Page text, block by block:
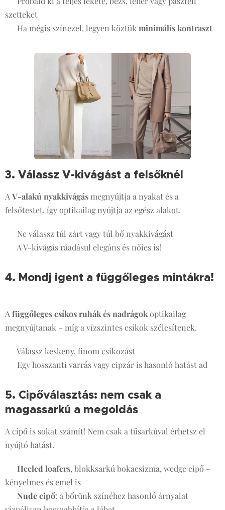
szetteket
✔️ Ha mégis színezel, legyen köztük minimális kontraszt
3. Válassz V-kivágást a felsőknél
A V-alakú nyakkivágás megnyújtja a nyakat és a
felsőtestet, így optikailag nyújtja az egész alakot.
✔️ Ne válassz túl zárt vagy túl bő nyakkivágást
✔️ A V-kivágás ráadásul elegáns és nőies is!
4. Mondj igent a függőleges mintákra!
A függőleges csíkos ruhák és nadrágokoptikailag
megnyújtanak – míg a vízszintes csíkok szélesítenek.
✔️ Válassz keskeny, finom csíkozást
✔️ Egy hosszanti varrás vagy cipzár is hasonló hatást ad
5. Cipőválasztás: nem csak a
magassarkú a megoldás
A cipő is sokat számít! Nem csak a tűsarkúval érhetsz el
nyújtó hatást.
Heeled loafers, blokksarkú bokacsizma, wedge cipő –
kényelmes és emel is
Nude cipő: a bőrünk színéhez hasonló árnyalat